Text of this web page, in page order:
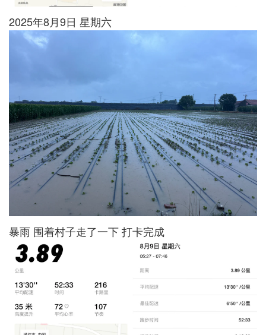
2025年8月9日 星期六
暴雨 围着村子走了一下 打卡完成